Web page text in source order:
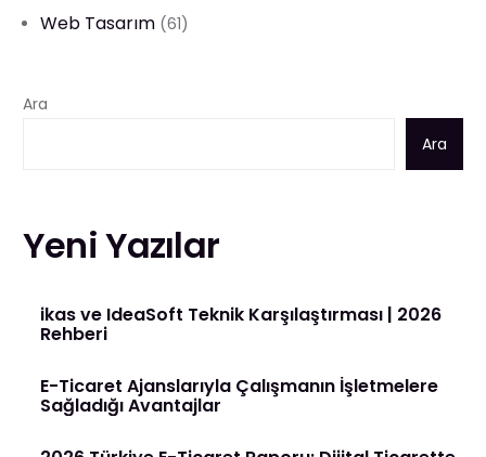
Web Tasarım (61)
Ara
Ara
Yeni Yazılar
ikas ve IdeaSoft Teknik Karşılaştırması | 2026
Rehberi
E-Ticaret Ajanslarıyla Çalışmanın İşletmelere
Sağladığı Avantajlar